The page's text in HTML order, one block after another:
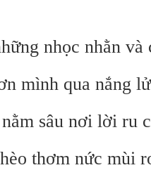
nhọc nhằn và
mình qua nắng
sâu nơi lời ru
thơm nức mùi